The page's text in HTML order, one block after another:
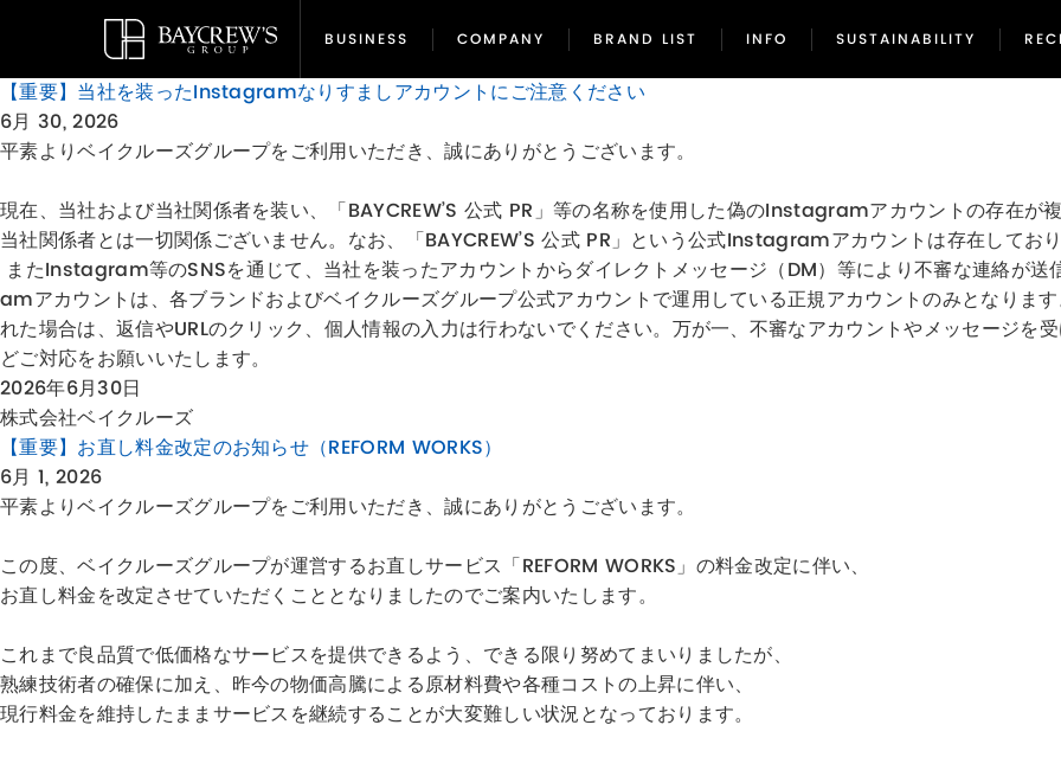
BUSINESS COMPANY BRAND LIST INFO SUSTAINABILITY
BUSINESS COMPANY BRAND LIST INFO SUSTAINABILITY
【重要】当社を装ったInstagramなりすましアカウントにご注意ください
6月 30, 2026
平素よりベイクルーズグループをご利用いただき、誠にありがとうございます。
現在、当社および当社関係者を装い、「BAYCREW’S 公式 PR」等の名称を使用した偽のInstagramアカウントの存在が
当社関係者とは一切関係ございません。なお、「BAYCREW’S 公式 PR」という公式Instagramアカウントは存在しており
またInstagram等のSNSを通じて、当社を装ったアカウントからダイレクトメッセージ（DM）等により不審な連絡が
amアカウントは、各ブランドおよびベイクルーズグループ公式アカウントで運用している正規アカウントのみとなりま
れた場合は、返信やURLのクリック、個人情報の入力は行わないでください。万が一、不審なアカウントやメッセージを
どご対応をお願いいたします。
2026年6月30日
株式会社ベイクルーズ
【重要】お直し料金改定のお知らせ（REFORM WORKS）
6月 1, 2026
平素よりベイクルーズグループをご利用いただき、誠にありがとうございます。
この度、ベイクルーズグループが運営するお直しサービス「REFORM WORKS」の料金改定に伴い、
お直し料金を改定させていただくこととなりましたのでご案内いたします。
これまで良品質で低価格なサービスを提供できるよう、できる限り努めてまいりましたが、
熟練技術者の確保に加え、昨今の物価高騰による原材料費や各種コストの上昇に伴い、
現行料金を維持したままサービスを継続することが大変難しい状況となっております。